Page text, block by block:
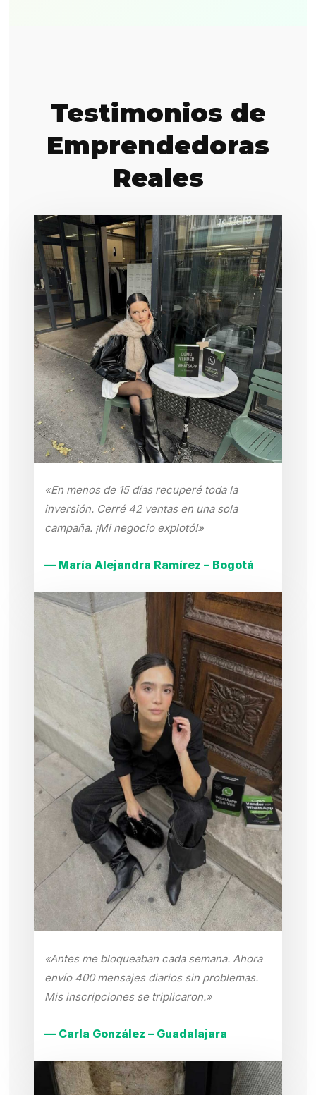
Testimonios de
Emprendedoras
Reales
«En menos de 15 días recuperé toda la
inversión. Cerré 42 ventas en una sola
campaña. ¡Mi negocio explotó!»
— María Alejandra Ramírez – Bogotá
«Antes me bloqueaban cada semana. Ahora
envío 400 mensajes diarios sin problemas.
Mis inscripciones se triplicaron.»
— Carla González – Guadalajara